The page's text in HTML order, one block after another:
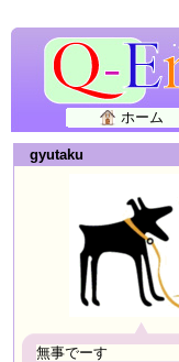
ホーム
gyutaku
無事でーす